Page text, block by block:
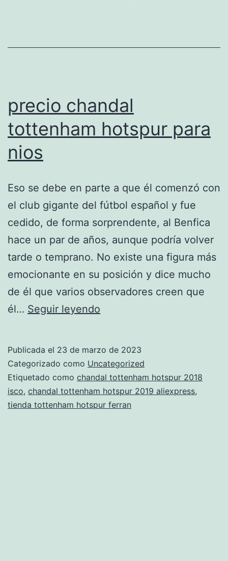
precio chandal
tottenham hotspur para
nios
Eso se debe en parte a que él comenzó con
el club gigante del fútbol español y fue
cedido, de forma sorprendente, al Benfica
hace un par de años, aunque podría volver
tarde o temprano. No existe una figura más
emocionante en su posición y dice mucho
de él que varios observadores creen que
él… Seguir leyendo
hotspur
para
nios
Publicada el 23 de marzo de 2023
Categorizado como Uncategorized
Etiquetado como chandal tottenham hotspur 2018
isco, chandal tottenham hotspur 2019 aliexpress,
tienda tottenham hotspur ferran